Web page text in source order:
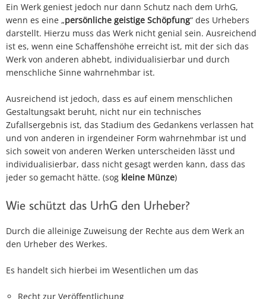
Ein Werk geniest jedoch nur dann Schutz nach dem UrhG,
wenn es eine „persönliche geistige Schöpfung“ des Urhebers
darstellt. Hierzu muss das Werk nicht genial sein. Ausreichend
ist es, wenn eine Schaffenshöhe erreicht ist, mit der sich das
Werk von anderen abhebt, individualisierbar und durch
menschliche Sinne wahrnehmbar ist.
Ausreichend ist jedoch, dass es auf einem menschlichen
Gestaltungsakt beruht, nicht nur ein technisches
Zufallsergebnis ist, das Stadium des Gedankens verlassen hat
und von anderen in irgendeiner Form wahrnehmbar ist und
sich soweit von anderen Werken unterscheiden lässt und
individualisierbar, dass nicht gesagt werden kann, dass das
jeder so gemacht hätte. (sog kleine Münze)
Wie schützt das UrhG den Urheber?
Durch die alleinige Zuweisung der Rechte aus dem Werk an
den Urheber des Werkes.
Es handelt sich hierbei im Wesentlichen um das
Recht zur Veröffentlichung